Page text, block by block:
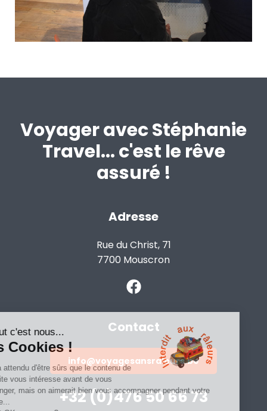
Voyager avec Stéphanie
Travel... c'est le rêve
assuré !
Adresse
Rue du Christ, 71
7700 Mouscron
Contact
info@voyagesansraleurs.be
+32 (0)476 50 66 73